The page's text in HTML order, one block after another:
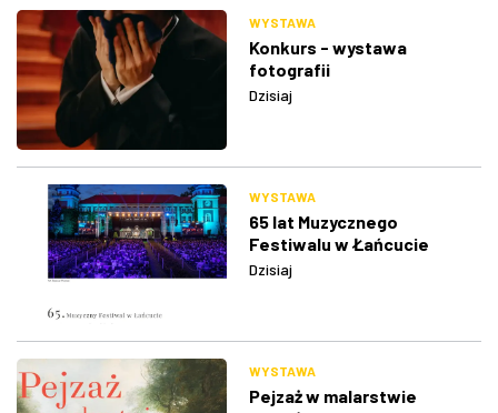
WYSTAWA
Konkurs - wystawa
fotografii
Dzisiaj
WYSTAWA
65 lat Muzycznego
Festiwalu w Łańcucie
Dzisiaj
WYSTAWA
Pejzaż w malarstwie